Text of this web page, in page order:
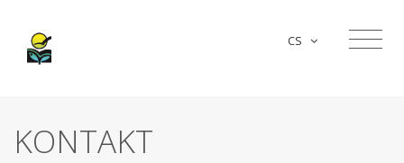
CS
KONTAKT